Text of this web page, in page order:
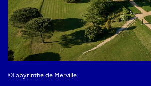
©Labyrinthe de Merville